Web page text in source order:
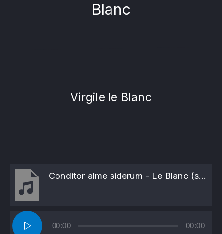
Blanc
Virgile le Blanc
Conditor alme siderum - Le Blanc (soprane)
Lecteur
audio
00:00 00:00